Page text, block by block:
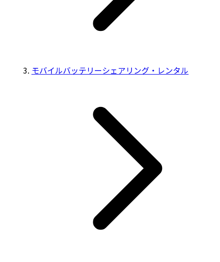
モバイルバッテリーシェアリング・レンタル